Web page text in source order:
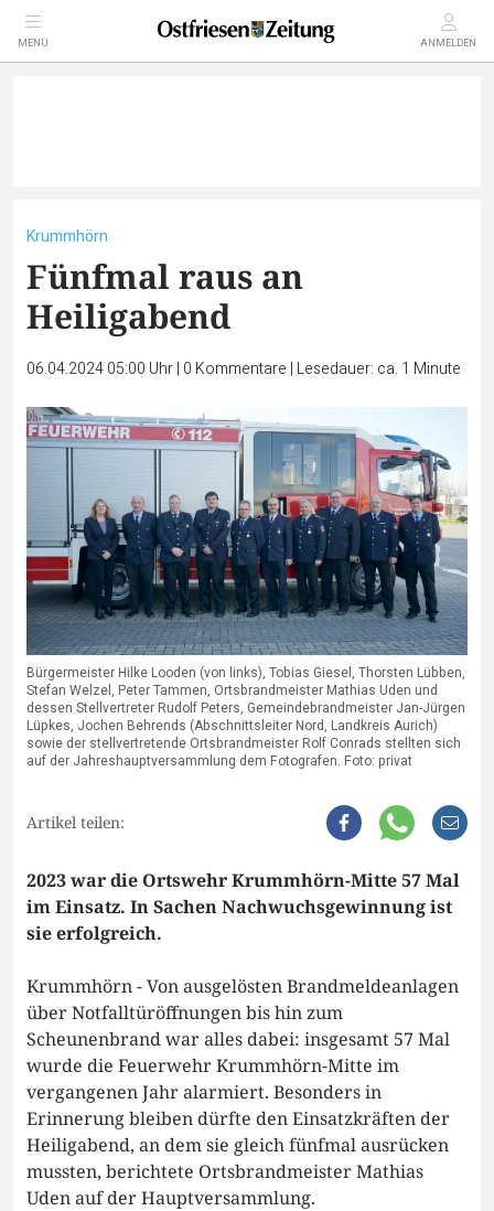
MENÜ ANMELDEN
Krummhörn
Fünfmal raus an
Heiligabend
06.04.2024 05:00 Uhr| 0 Kommentare | Lesedauer: ca. 1 Minute
Bürgermeister Hilke Looden (von links), Tobias Giesel, Thorsten Lübben,
Stefan Welzel, Peter Tammen, Ortsbrandmeister Mathias Uden und
dessen Stellvertreter Rudolf Peters, Gemeindebrandmeister Jan-Jürgen
Lüpkes, Jochen Behrends (Abschnittsleiter Nord, Landkreis Aurich)
sowie der stellvertretende Ortsbrandmeister Rolf Conrads stellten sich
auf der Jahreshauptversammlung dem Fotografen. Foto: privat
Artikel teilen:
2023 war die Ortswehr Krummhörn-Mitte 57 Mal
im Einsatz. In Sachen Nachwuchsgewinnung ist
sie erfolgreich.
Krummhörn - Von ausgelösten Brandmeldeanlagen
über Notfalltüröffnungen bis hin zum
Scheunenbrand war alles dabei: insgesamt 57 Mal
wurde die Feuerwehr Krummhörn-Mitte im
vergangenen Jahr alarmiert. Besonders in
Erinnerung bleiben dürfte den Einsatzkräften der
Heiligabend, an dem sie gleich fünfmal ausrücken
mussten, berichtete Ortsbrandmeister Mathias
Uden auf der Hauptversammlung.